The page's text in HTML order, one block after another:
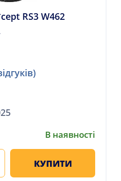
RS3 W462
В наявності
КУПИТИ